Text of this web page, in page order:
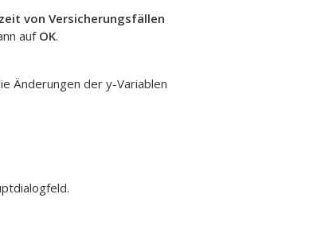
von Versicherungsfällen
auf OK.
Änderungen der y-Variablen